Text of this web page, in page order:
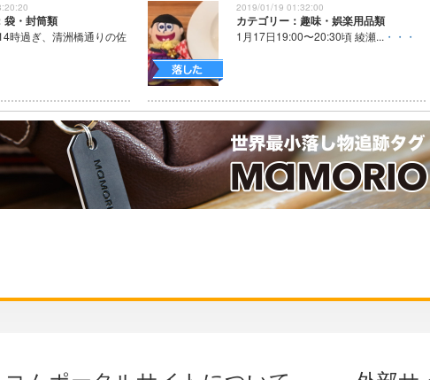
袋・封筒類
時過ぎ、清洲橋通りの佐
2019/01/19 01:32:00
カテゴリー：趣味・娯楽用品類
1月17日19:00〜20:30頃 綾瀬... ・・・